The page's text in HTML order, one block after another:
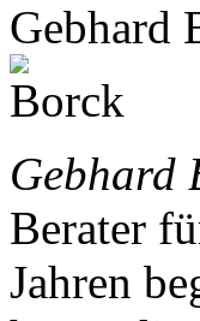
Gebhard
Gebhard
Berater
Jahren